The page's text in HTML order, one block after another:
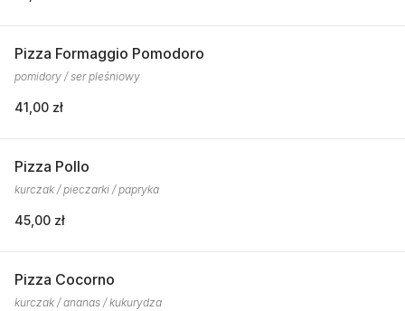
Pizza Formaggio Pomodoro
pomidory / ser pleśniowy
41,00 zł
Pizza Pollo
kurczak / pieczarki / papryka
45,00 zł
Pizza Cocorno
kurczak / ananas / kukurydza